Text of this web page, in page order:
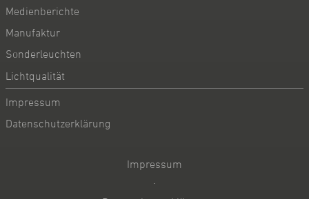
Medienberichte
Manufaktur
Sonderleuchten
Lichtqualität
Impressum
Datenschutzerklärung
Impressum
·